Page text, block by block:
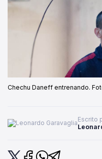
Chechu Daneff entrenando.
Escrito